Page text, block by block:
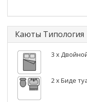
Каюты Типология
3 x
2 x Биде